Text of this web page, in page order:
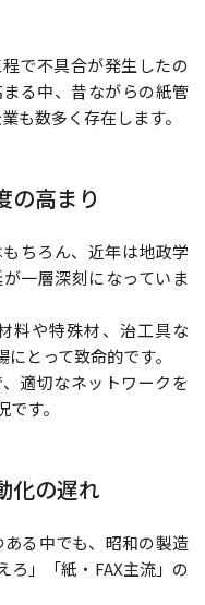
で不具合が発生したの
る中、昔ながらの紙管
も数多く存在します。
の高まり
ちろん、近年は地政学
一層深刻になっていま
料や特殊材、治工具な
とって致命的です。
適切なネットワークを
す。
化の遅れ
る中でも、昭和の製造
ろ」「紙・FAX主流」の